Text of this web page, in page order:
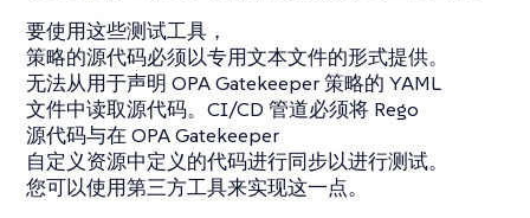
要使用这些测试工具，
策略的源代码必须以专用文本文件的形式提供。
无法从用于声明 OPA Gatekeeper 策略的 YAML
文件中读取源代码。CI/CD 管道必须将 Rego
源代码与在 OPA Gatekeeper
自定义资源中定义的代码进行同步以进行测试。
您可以使用第三方工具来实现这一点。